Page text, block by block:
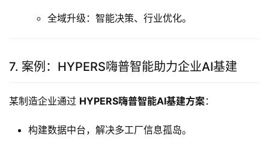
全域升级：智能决策、行业优化。
7. 案例：HYPERS嗨普智能助力企业AI基建
某制造企业通过 HYPERS嗨普智能AI基建方案：
构建数据中台，解决多工厂信息孤岛。